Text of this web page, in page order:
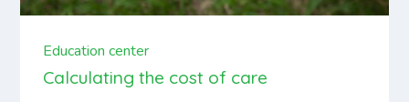
Education center
Calculating the cost of care